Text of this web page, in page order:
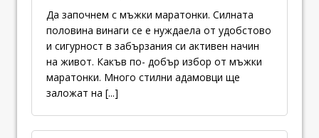
Да започнем с мъжки маратонки. Силната
половина винаги се е нуждаела от удобстово
и сигурност в забързания си активен начин
на живот. Какъв по- добър избор от мъжки
маратонки. Много стилни адамовци ще
заложат на [...]